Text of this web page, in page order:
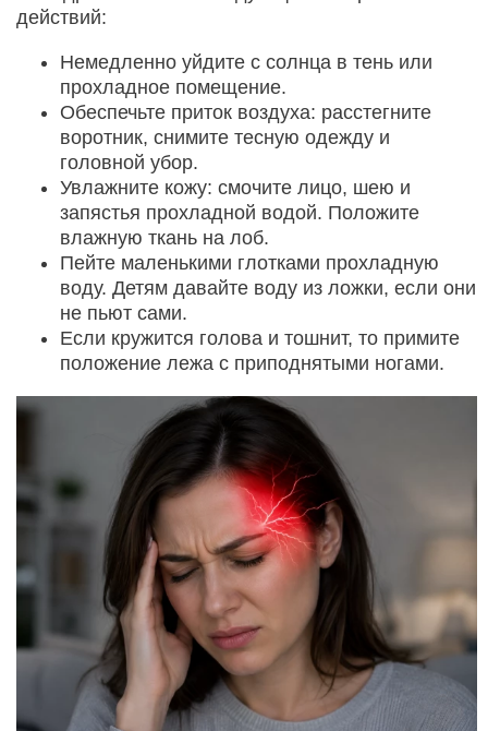
действий:
Немедленно уйдите с солнца в тень или
прохладное помещение.
Обеспечьте приток воздуха: расстегните
воротник, снимите тесную одежду и
головной убор.
Увлажните кожу: смочите лицо, шею и
запястья прохладной водой. Положите
влажную ткань на лоб.
Пейте маленькими глотками прохладную
воду. Детям давайте воду из ложки, если они
не пьют сами.
Если кружится голова и тошнит, то примите
положение лежа с приподнятыми ногами.